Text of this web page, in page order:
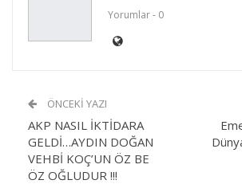
Yorumlar - 0
ÖNCEKI YAZI
AKP NASIL İKTİDARA
GELDİ…AYDIN DOĞAN
VEHBİ KOÇ’UN ÖZ BE
ÖZ OĞLUDUR !!!